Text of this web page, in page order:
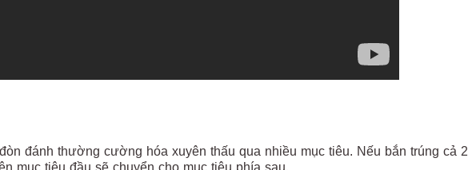
đánh thường cường hóa xuyên thấu qua nhiều mục tiêu. Nếu bắn trúng cả 2
mục tiêu đầu sẽ chuyển cho mục tiêu phía sau.